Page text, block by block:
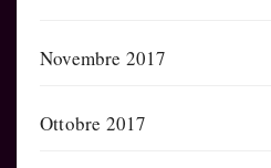
Novembre 2017
Ottobre 2017